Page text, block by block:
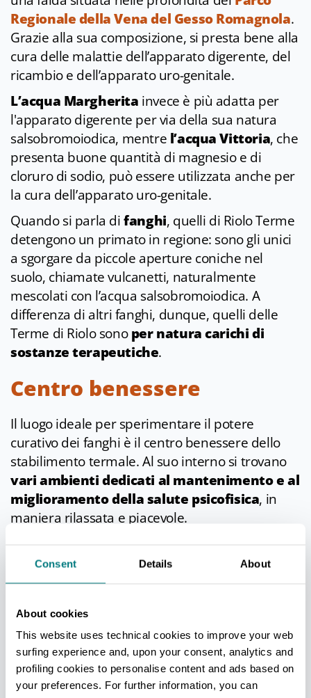
Consent Details About
About cookies
This website uses technical cookies to improve your web
surfing experience and, upon your consent, analytics and
profiling cookies to personalise content and ads based on
your preferences. For further information, you can
Regionale della Vena del Gesso Romagnola.
Grazie alla sua composizione, si presta bene alla
cura delle malattie dell’apparato digerente, del
ricambio e dell’apparato uro-genitale.
L’acqua Margherita invece è più adatta per
l'apparato digerente per via della sua natura
salsobromoiodica, mentre l’acqua Vittoria, che
presenta buone quantità di magnesio e di
cloruro di sodio, può essere utilizzata anche per
la cura dell’apparato uro-genitale.
Quando si parla difanghi, quelli di Riolo Terme
detengono un primato in regione: sono gli unici
a sgorgare da piccole aperture coniche nel
suolo, chiamate vulcanetti, naturalmente
mescolati con l’acqua salsobromoiodica. A
differenza di altri fanghi, dunque, quelli delle
Terme di Riolo sonoper natura carichi di
sostanze terapeutiche.
Centro benessere
Il luogo ideale per sperimentare il potere
curativo dei fanghi è il centro benessere dello
stabilimento termale. Al suo interno si trovano
vari ambienti dedicati al mantenimento e al
miglioramento della salute psicofisica, in
maniera rilassata e piacevole.
proprio percorso benessere che comprende
sauna finlandese, bagno turco, temporale
tisaneria e il misuratore del benessere.
Lepiscine di acqua salsobromoiodicacon
temperatura che oscilla fra i 32° e i 34° sono
invece un toccasana per tonificare il corpo grazie